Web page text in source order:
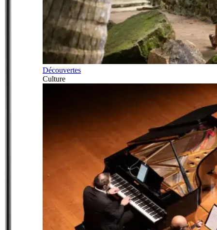
Découvertes
Culture